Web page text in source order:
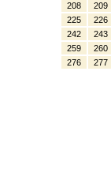
208
209
225
226
242
243
259
260
276
277